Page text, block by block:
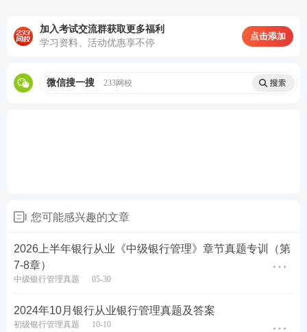
5、下列选项中，属于内部审计
部门在从事审计工作中
A. 对审计发现的违规行为进行处理或处罚
业务培训
E. 获取与审计有关的信息
扫码加银行学霸君，进银从刷题群！
加入考试交流群获取更多福利
学习资料、活动优惠享不停
点击添加
微信搜一搜 233网校
您可能感兴趣的文章
2026上半年银行从业《中级银行管理》章节真题专训（第
7-8章）
中级银行管理真题 05-30
2024年10月银行从业银行管理真题及答案
初级银行管理真题 10-10